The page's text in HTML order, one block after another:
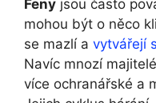
Feny jsou často
mohou být o něco
se mazlí a vytvářejí
Navíc mnozí
více ochranářské a